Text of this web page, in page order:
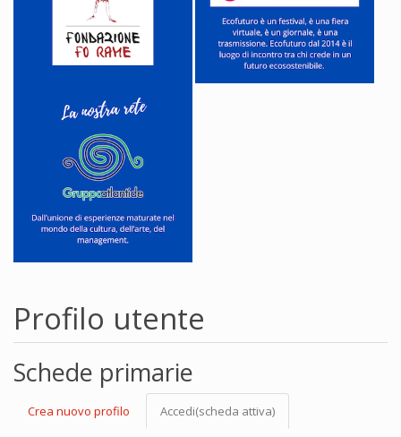
Profilo utente
Schede primarie
Crea nuovo profilo Accedi(scheda attiva)